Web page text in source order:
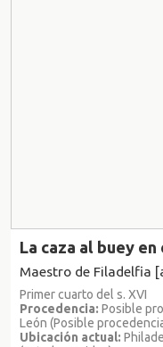
La caza al buey
Maestro de Filadelfia
Primer cuarto del s. XVI
Procedencia: Posible
León (Posible
Ubicación actual: